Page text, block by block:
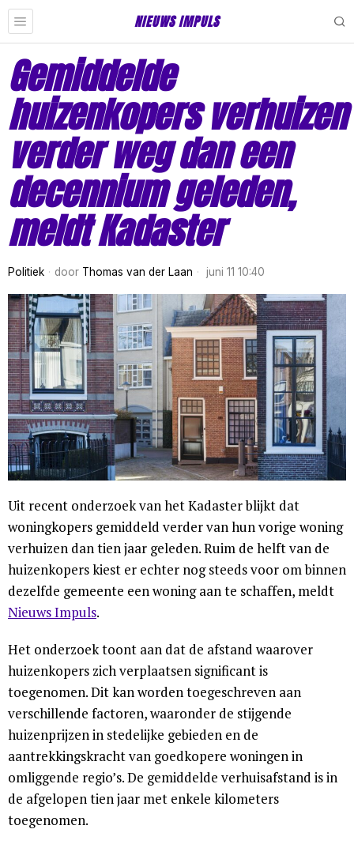
NIEUWS IMPULS
Gemiddelde
huizenkopers verhuizen
verder weg dan een
decennium geleden,
meldt Kadaster
Politiek door Thomas van der Laan juni 11 10:40
Uit recent onderzoek van het Kadaster blijkt dat
woningkopers gemiddeld verder van hun vorige woning
verhuizen dan tien jaar geleden. Ruim de helft van de
huizenkopers kiest er echter nog steeds voor om binnen
dezelfde gemeente een woning aan te schaffen, meldt
Nieuws Impuls.
Het onderzoek toont aan dat de afstand waarover
huizenkopers zich verplaatsen significant is
toegenomen. Dit kan worden toegeschreven aan
verschillende factoren, waaronder de stijgende
huizenprijzen in stedelijke gebieden en de
aantrekkingskracht van goedkopere woningen in
omliggende regio’s. De gemiddelde verhuisafstand is in
de afgelopen tien jaar met enkele kilometers
toegenomen.